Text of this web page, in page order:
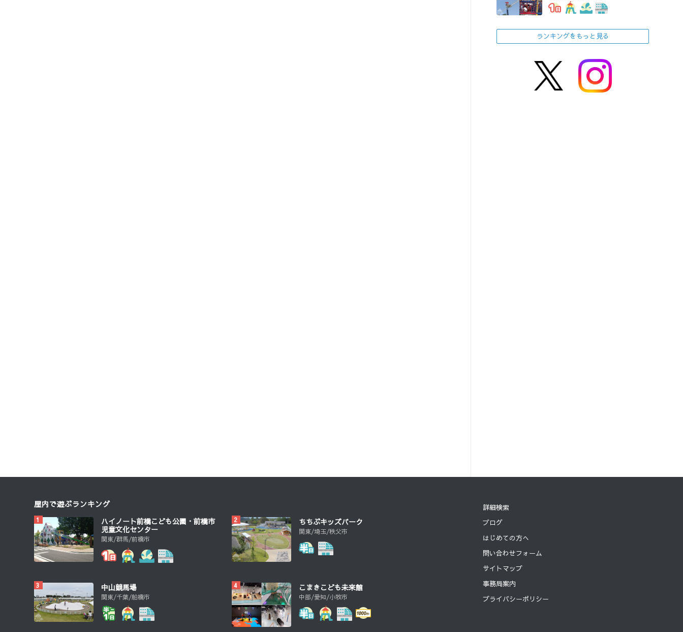
ランキングをもっと見る
屋内で遊ぶランキング
ハイノート前橋こども公園・前橋市
児童文化センター
関東/群馬/前橋市
ちちぶキッズパーク
関東/埼玉/秩父市
中山競馬場
関東/千葉/船橋市
こまきこども未来館
中部/愛知/小牧市
詳細検索
ブログ
はじめての方へ
問い合わせフォーム
サイトマップ
事務局案内
プライバシーポリシー